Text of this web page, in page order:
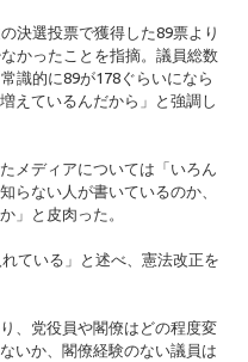
決選投票で獲得した89票より
かったことを指摘。議員総数
識的に89が178ぐらいになら
えているんだから」と強調し
メディアについては「いろん
らない人が書いているのか、
」と皮肉った。
ている」と述べ、憲法改正を
、党役員や閣僚はどの程度変
いか、閣僚経験のない議員は